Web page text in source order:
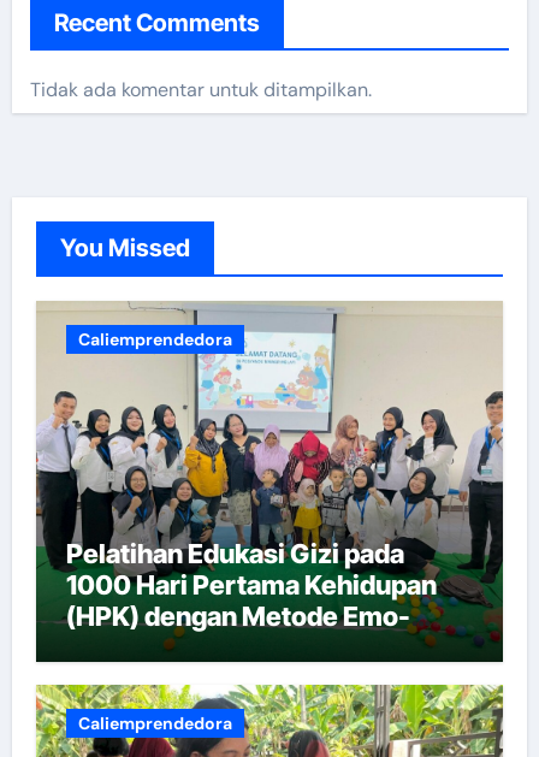
Recent Comments
Tidak ada komentar untuk ditampilkan.
You Missed
Caliemprendedora
Pelatihan Edukasi Gizi pada
1000 Hari Pertama Kehidupan
(HPK) dengan Metode Emo-
Caliemprendedora